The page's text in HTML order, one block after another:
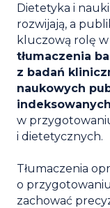
Dietetyka i
rozwijają, a
kluczową rolę
tłumaczenia
z badań
naukowych
w
i dietetycznych.
Tłumaczenia
o
zachować